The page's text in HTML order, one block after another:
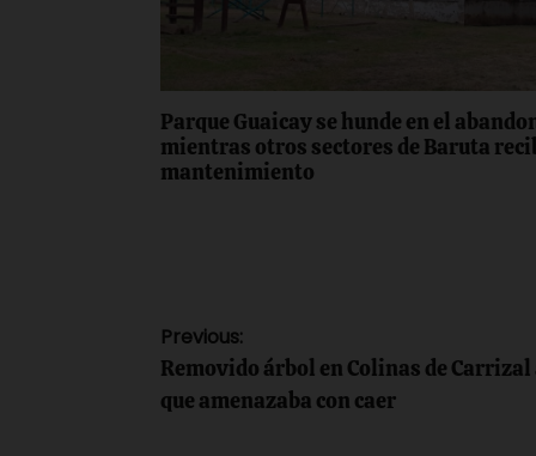
Parque Guaicay se hunde en el
mientras otros sectores de Baruta
mantenimiento
Navegación
de
Previous:
Removido árbol en Colinas de
que amenazaba con caer